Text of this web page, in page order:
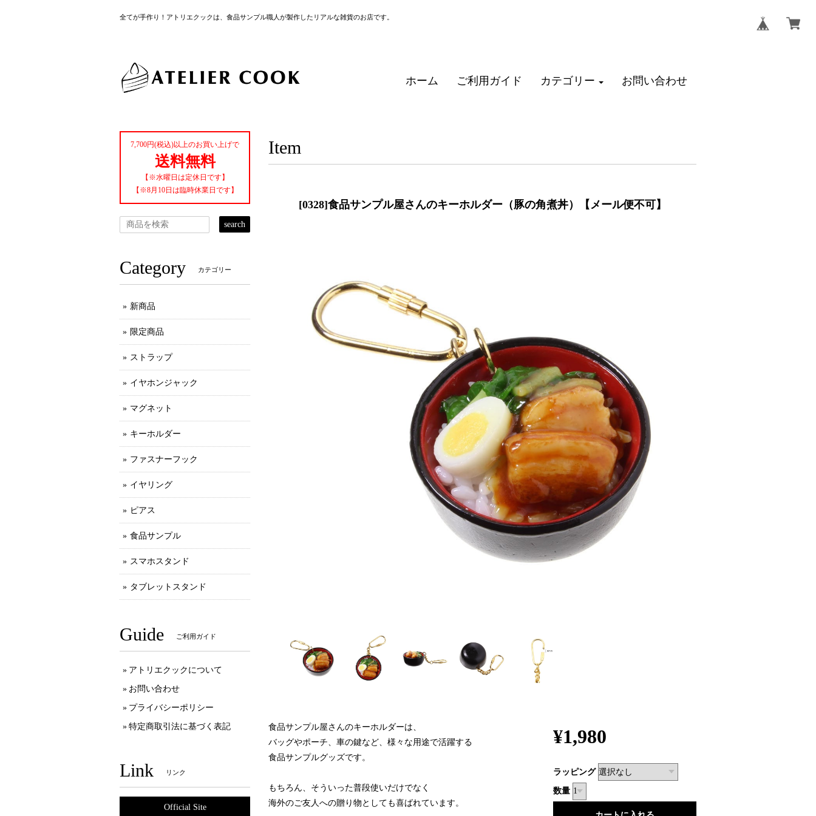
全てが手作り！アトリエクックは、食品サンプル職人が製作したリアルな雑貨のお店です。
ホーム ご利用ガイド カテゴリー お問い合わせ
Item
[0328]食品サンプル屋さんのキーホルダー（豚の角煮丼）【メール便不可】
食品サンプル屋さんのキーホルダーは、
バッグやポーチ、車の鍵など、様々な用途で活躍する
食品サンプルグッズです。
もちろん、そういった普段使いだけでなく
海外のご友人への贈り物としても喜ばれています。
¥1,980
ラッピング
数量
7,700円(税込)以上のお買い上げで
送料無料
【※水曜日は定休日です】
【※8月10日は臨時休業日です】
search
Category カテゴリー
新商品
限定商品
ストラップ
イヤホンジャック
マグネット
キーホルダー
ファスナーフック
イヤリング
ピアス
食品サンプル
スマホスタンド
タブレットスタンド
Guide ご利用ガイド
アトリエクックについて
お問い合わせ
プライバシーポリシー
特定商取引法に基づく表記
Link リンク
Official Site